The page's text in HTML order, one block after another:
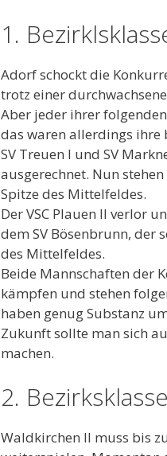
1.
Adorf schockt die
trotz einer
Aber jeder ihrer
das waren allerdings ihre
SV Treuen I und SV
ausgerechnet. Nun
Spitze des Mittelfeldes.
Der VSC Plauen II verlor
dem SV Bösenbrunn, der
des Mittelfeldes.
Beide Mannschaften der
kämpfen und stehen
haben genug Substanz
Zukunft sollte man sich
machen.
2. Bezirksklasse
Waldkirchen II muss bis